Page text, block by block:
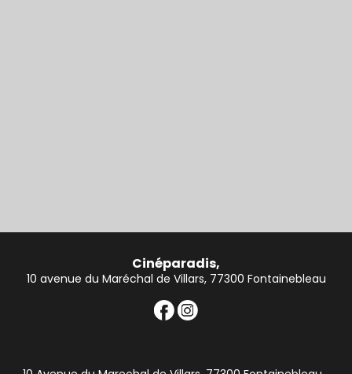
Cinéparadis,
10 avenue du Maréchal de Villars, 77300 Fontainebleau